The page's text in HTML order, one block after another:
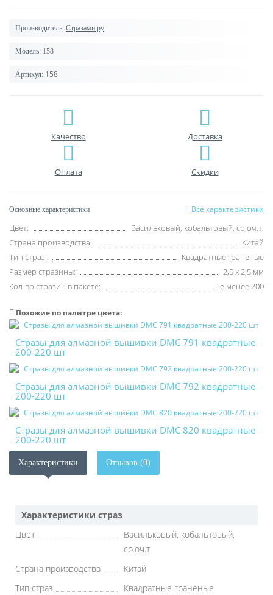
Производитель: Стразами.ру
Модель: 158
Артикул: 158
Качество Доставка
Оплата Скидки
Основные характеристики Все характеристики
Цвет:
Васильковый, кобальтовый, ср.оч.т.
Страна производства:
Китай
Тип страз:
Квадратные гранёные
Размер стразины:
2,5 х 2,5 мм
Кол-во стразин в пакете:
не менее 200
Похожие по палитре цвета:
Стразы для алмазной вышивки DMC 791 квадратные
200-220 шт
Стразы для алмазной вышивки DMC 792 квадратные
200-220 шт
Стразы для алмазной вышивки DMC 820 квадратные
200-220 шт
Характеристики Отзывов (0)
Характеристики страз
Цвет
Васильковый, кобальтовый,
ср.оч.т.
Страна производства
Китай
Тип страз
Квадратные гранёные